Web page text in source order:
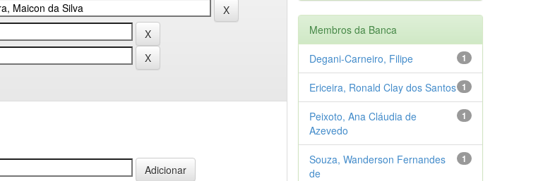
Membros da Banca
1
Degani-Carneiro, Filipe
1
Ericeira, Ronald Clay dos Santos
1
Peixoto, Ana Cláudia de
Azevedo
1
Souza, Wanderson Fernandes
de